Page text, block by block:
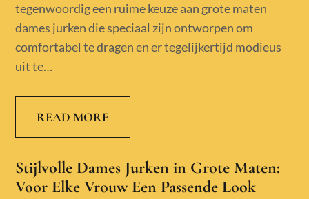
tegenwoordig een ruime keuze aan grote maten
dames jurken die speciaal zijn ontworpen om
comfortabel te dragen en er tegelijkertijd modieus
uit te…
READ MORE
Stijlvolle Dames Jurken in Grote Maten:
Voor Elke Vrouw Een Passende Look